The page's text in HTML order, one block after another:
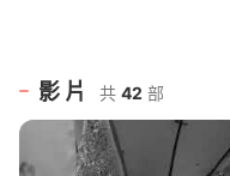
影片 共 42 部